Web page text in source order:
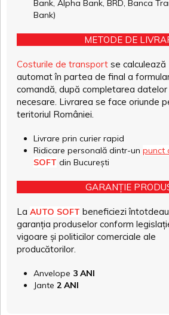
Bank, Alpha Bank, BRD, Banca
Bank)
METODE DE
Costurile de transport se calculează
automat în partea de final a
comandă, după completarea datelor
necesare. Livrarea se face oriunde
teritoriul României.
Livrare prin curier rapid
Ridicare personală dintr-un punct
SOFT din București
GARANȚIE
La AUTO SOFT beneficiezi
garanția produselor conform
vigoare și politicilor comerciale ale
producătorilor.
Anvelope 3 ANI
Jante 2 ANI